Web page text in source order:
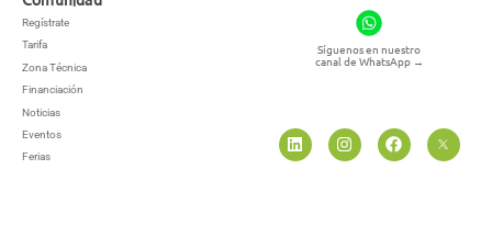
Regístrate
Tarifa
Zona Técnica
Financiación
Noticias
Eventos
Ferias
Síguenos en nuestro
canal de WhatsApp →